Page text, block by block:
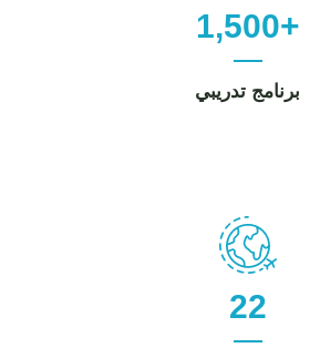
1,500+
برنامج تدريبي
22